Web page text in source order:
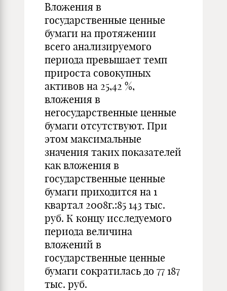
Вложения в
государственные ценные
бумаги на протяжении
всего анализируемого
периода превышает темп
прироста совокупных
активов на 25,42 %,
вложения в
негосударственные ценные
бумаги отсутствуют. При
этом максимальные
значения таких показателей
как вложения в
государственные ценные
бумаги приходится на 1
квартал 2008г.:85 143 тыс.
руб. К концу исследуемого
периода величина
вложений в
государственные ценные
бумаги сократилась до 77 187
тыс. руб.